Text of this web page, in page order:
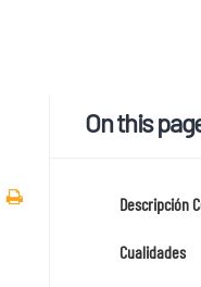
On this
Descripción
Cualidades